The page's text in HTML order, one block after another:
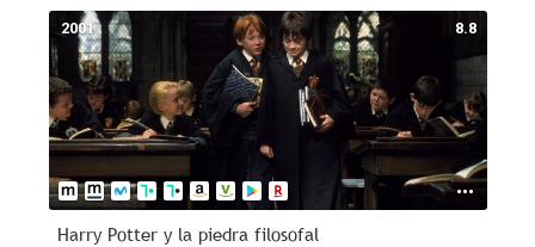
8.8
2001
Harry Potter y la piedra filosofal